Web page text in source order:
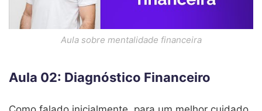
Aula sobre mentalidade financeira
Aula 02: Diagnóstico Financeiro